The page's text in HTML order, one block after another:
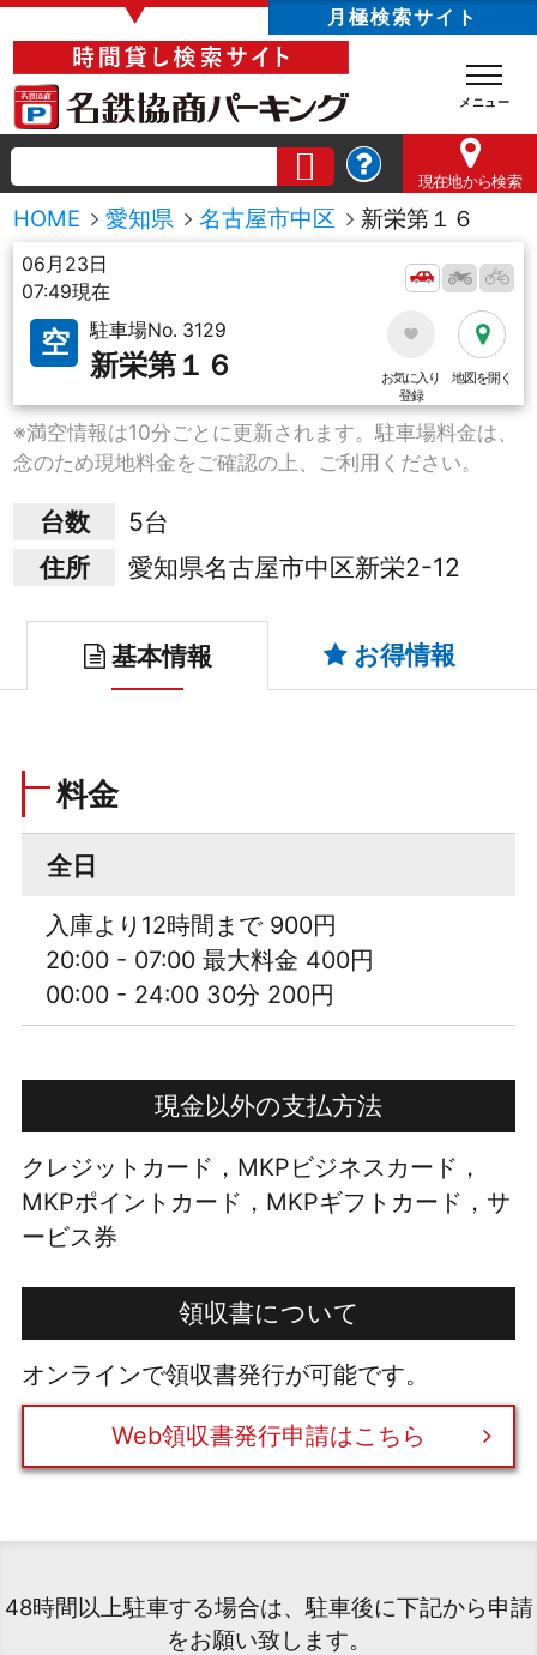
▼ 月極検索サイト
現在地から検索
HOME 愛知県 名古屋市中区 新栄第１６
06月23日
07:49現在
空 駐車場No. 3129
新栄第１６
お気に入り
登録
地図を開く
※満空情報は10分ごとに更新されます。駐車場料金は、
念のため現地料金をご確認の上、ご利用ください。
台数
5台
住所
愛知県名古屋市中区新栄2-12
基本情報 お得情報
料金
全日
入庫より12時間まで 900円
20:00 - 07:00 最大料金 400円
00:00 - 24:00 30分 200円
現金以外の支払方法
クレジットカード，MKPビジネスカード，
MKPポイントカード，MKPギフトカード，サ
ービス券
領収書について
オンラインで領収書発行が可能です。
Web領収書発行申請はこちら
48時間以上駐車する場合は、駐車後に下記から申請
をお願い致します。